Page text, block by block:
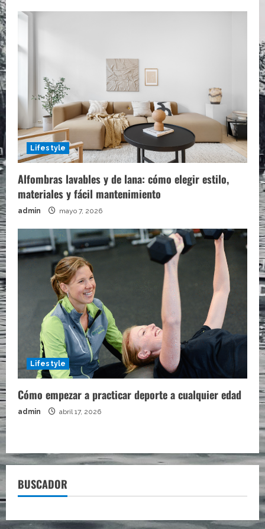
Lifestyle
Alfombras lavables y de lana: cómo elegir estilo,
materiales y fácil mantenimiento
admin mayo 7, 2026
Lifestyle
Cómo empezar a practicar deporte a cualquier edad
admin abril 17, 2026
BUSCADOR